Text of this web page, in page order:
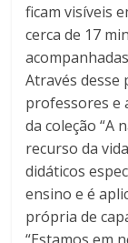
ficam visíveis
cerca de 17
Através desse
professores e
da coleção “A
recurso da
didáticos
ensino e é
própria de